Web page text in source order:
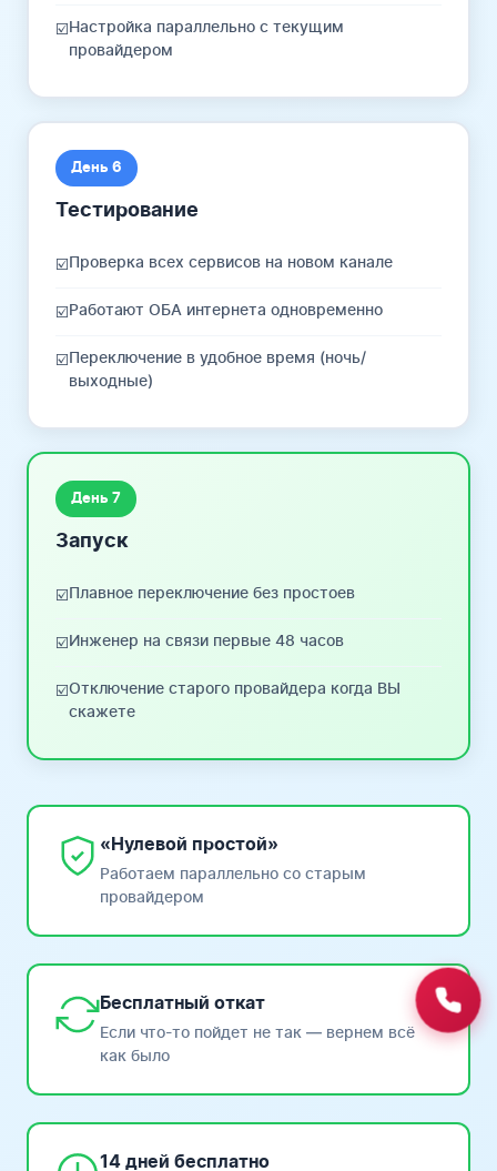
☑️Настройка параллельно с текущим
провайдером
День 6
Тестирование
☑️Проверка всех сервисов на новом канале
☑️Работают ОБА интернета одновременно
☑️Переключение в удобное время (ночь/
выходные)
День 7
Запуск
☑️Плавное переключение без простоев
☑️Инженер на связи первые 48 часов
☑️Отключение старого провайдера когда ВЫ
скажете
«Нулевой простой»
Работаем параллельно со старым
провайдером
Бесплатный откат
Если что-то пойдет не так — вернем всё
как было
14 дней бесплатно